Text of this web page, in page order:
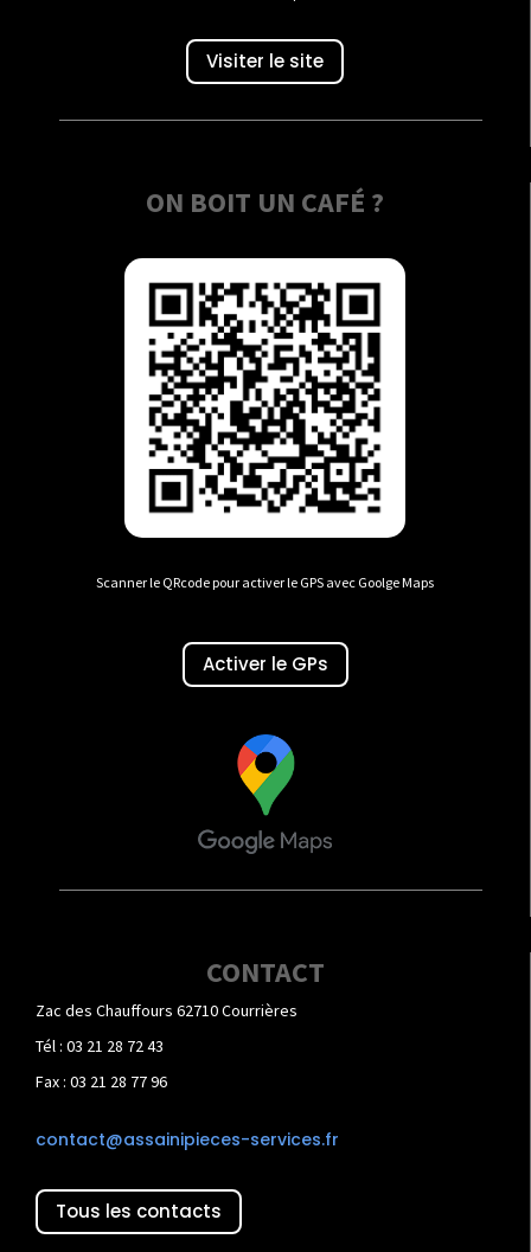
Visiter le site
ON BOIT UN CAFÉ ?
Scanner le QRcode pour activer le GPS avec Goolge Maps
Activer le GPs
CONTACT
Zac des Chauffours 62710 Courrières
Tél : 03 21 28 72 43
Fax : 03 21 28 77 96
contact@assainipieces-services.fr
Tous les contacts